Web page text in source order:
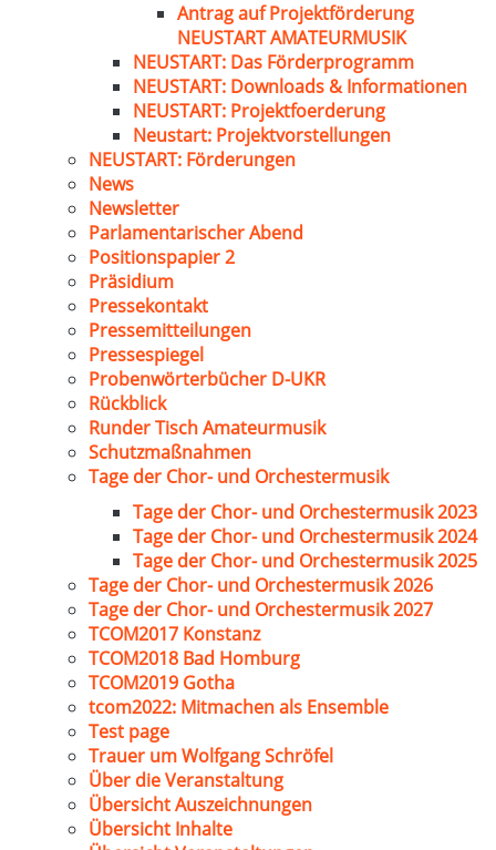
Antrag auf Projektförderung
NEUSTART AMATEURMUSIK
NEUSTART: Das Förderprogramm
NEUSTART: Downloads & Informationen
NEUSTART: Projektfoerderung
Neustart: Projektvorstellungen
NEUSTART: Förderungen
News
Newsletter
Parlamentarischer Abend
Positionspapier 2
Präsidium
Pressekontakt
Pressemitteilungen
Pressespiegel
Probenwörterbücher D-UKR
Rückblick
Runder Tisch Amateurmusik
Schutzmaßnahmen
Tage der Chor- und Orchestermusik
Tage der Chor- und Orchestermusik 2023
Tage der Chor- und Orchestermusik 2024
Tage der Chor- und Orchestermusik 2025
Tage der Chor- und Orchestermusik 2026
Tage der Chor- und Orchestermusik 2027
TCOM2017 Konstanz
TCOM2018 Bad Homburg
TCOM2019 Gotha
tcom2022: Mitmachen als Ensemble
Test page
Trauer um Wolfgang Schröfel
Über die Veranstaltung
Übersicht Auszeichnungen
Übersicht Inhalte